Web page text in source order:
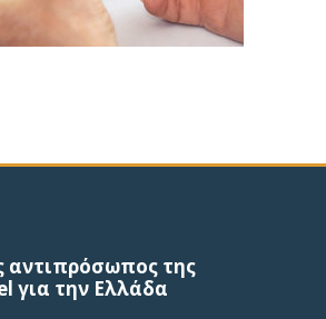
αντιπρόσωπος της
για την Ελλάδα